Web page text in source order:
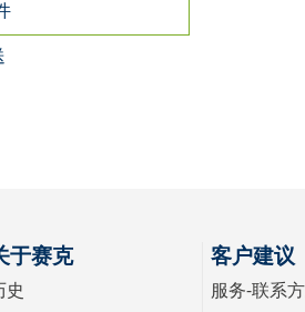
于赛克
史
客户建议
服务-联系